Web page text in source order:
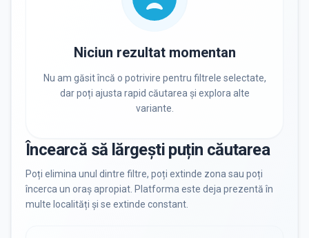
Resetează filtrele
Niciun rezultat momentan
Nu am găsit încă o potrivire pentru filtrele selectate,
dar poți ajusta rapid căutarea și explora alte
variante.
Încearcă să lărgești puțin căutarea
Poți elimina unul dintre filtre, poți extinde zona sau poți
încerca un oraș apropiat. Platforma este deja prezentă în
multe localități și se extinde constant.